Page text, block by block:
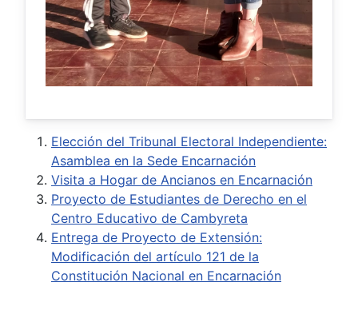
Elección del Tribunal Electoral Independiente:
Asamblea en la Sede Encarnación
Visita a Hogar de Ancianos en Encarnación
Proyecto de Estudiantes de Derecho en el
Centro Educativo de Cambyreta
Entrega de Proyecto de Extensión:
Modificación del artículo 121 de la
Constitución Nacional en Encarnación